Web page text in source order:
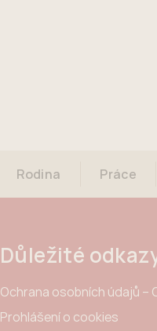
Rodina Práce
Důležité
Ochrana osobních údajů –
Prohlášení o cookies